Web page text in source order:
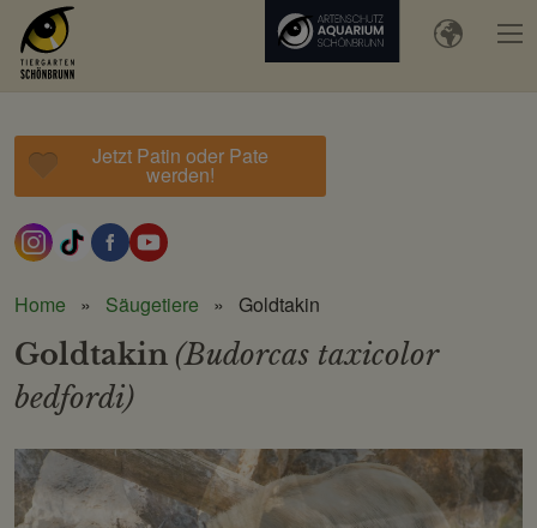
Jetzt Patin oder Pate
werden!
Home Säugetiere Goldtakin
Goldtakin (Budorcas taxicolor
bedfordi)